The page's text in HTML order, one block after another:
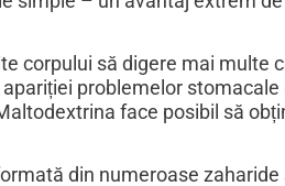
corpului să digere mai multe
problemelor
face posibil să
din numeroase